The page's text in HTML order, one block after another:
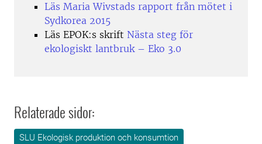
Läs Maria Wivstads rapport från mötet i
Sydkorea 2015
Läs EPOK:s skrift Nästa steg för
ekologiskt lantbruk – Eko 3.0
Relaterade sidor:
SLU Ekologisk produktion och konsumtion